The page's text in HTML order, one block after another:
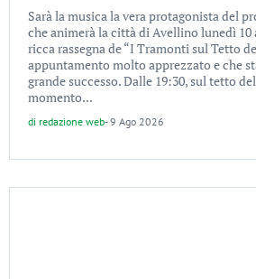
Sarà la musica la vera protagonista del
che animerà la città di Avellino lunedì 10
ricca rassegna de “I Tramonti sul Tetto
appuntamento molto apprezzato e che
grande successo. Dalle 19:30, sul tetto
momento...
di redazione web-9 Ago 2026